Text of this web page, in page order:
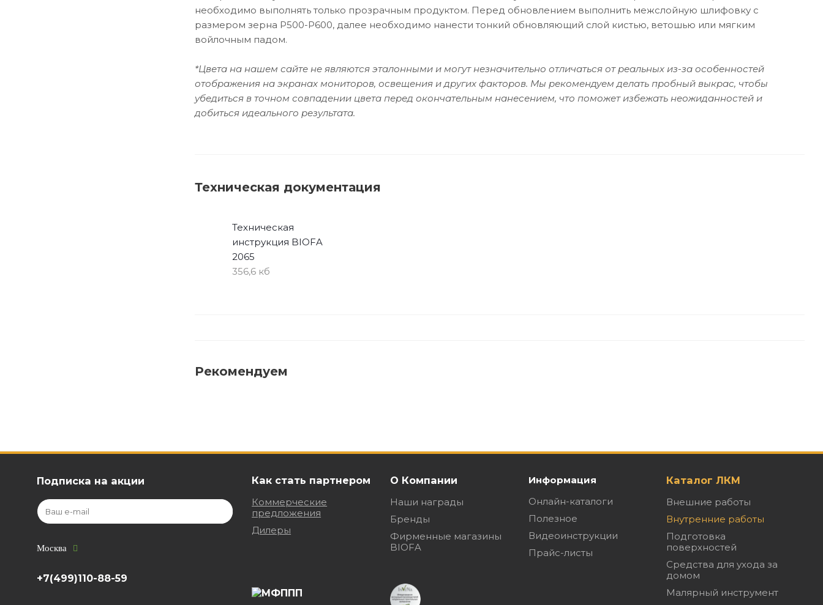
необходимо выполнять только прозрачным продуктом. Перед обновлением выполнить межслойную шлифовку с
размером зерна P500-P600, далее необходимо нанести тонкий обновляющий слой кистью, ветошью или мягким
войлочным падом.
*Цвета на нашем сайте не являются эталонными и могут незначительно отличаться от реальных из-за особенностей
отображения на экранах мониторов, освещения и других факторов. Мы рекомендуем делать пробный выкрас, чтобы
убедиться в точном совпадении цвета перед окончательным нанесением, что поможет избежать неожиданностей и
добиться идеального результата.
Техническая документация
Техническая
инструкция BIOFA
2065
356,6 кб
Рекомендуем
Подписка на акции
Москва
+7(499)110-88-59
Как стать партнером
Коммерческие
предложения
Дилеры
О Компании
Наши награды
Бренды
Фирменные магазины
BIOFA
Информация
Онлайн-каталоги
Полезное
Видеоинструкции
Прайс-листы
Каталог ЛКМ
Внешние работы
Внутренние работы
Подготовка
поверхностей
Средства для ухода за
домом
Малярный инструмент